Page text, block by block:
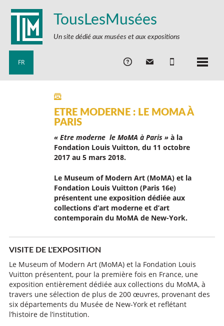
TousLesMusées
Un site dédié aux musées et aux expositions
FR
ETRE MODERNE : LE MOMA À
PARIS
« Etre moderne le MoMA à Paris » à la
Fondation Louis Vuitton, du 11 octobre
2017 au 5 mars 2018.
Le Museum of Modern Art (MoMA) et la
Fondation Louis Vuitton (Paris 16e)
présentent une exposition dédiée aux
collections d’art moderne et d’art
contemporain du MoMA de New-York.
VISITE DE L'EXPOSITION
Le Museum of Modern Art (MoMA) et la Fondation Louis
Vuitton présentent, pour la première fois en France, une
exposition entièrement dédiée aux collections du MoMA, à
travers une sélection de plus de 200 œuvres, provenant des
six départements du Musée de New-York et reflétant
l’histoire de l’institution.